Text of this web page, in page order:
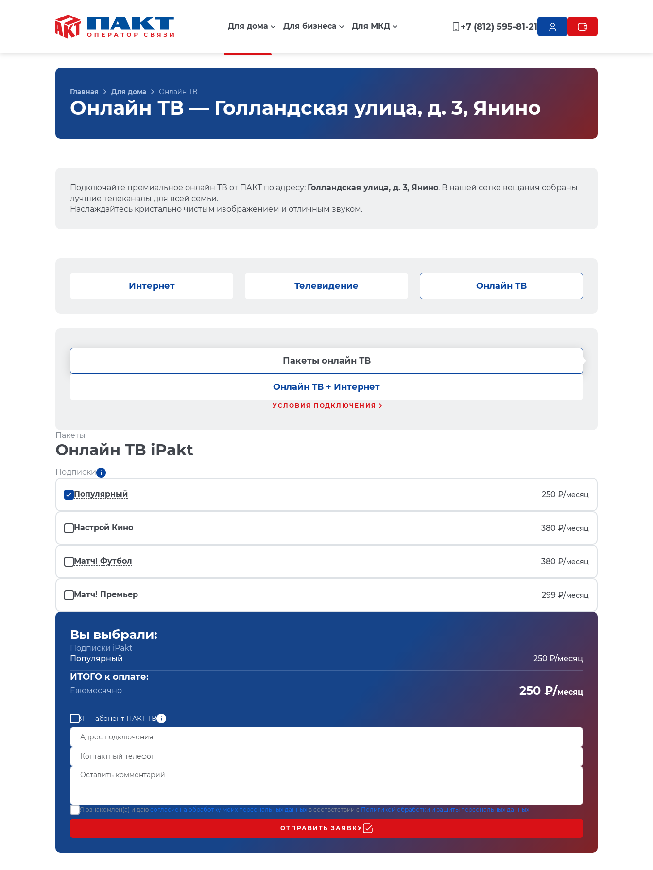
Для дома Для бизнеса Для МКД +7 (812) 595-81-21
Главная Для дома Онлайн ТВ
Онлайн ТВ — Голландская улица, д. 3, Янино
Подключайте премиальное онлайн ТВ от ПАКТ по адресу: Голландская улица, д. 3, Янино. В нашей сетке вещания собраны
лучшие телеканалы для всей семьи.
Наслаждайтесь кристально чистым изображением и отличным звуком.
Интернет Телевидение Онлайн ТВ
Пакеты онлайн ТВ
Онлайн ТВ + Интернет
УСЛОВИЯ ПОДКЛЮЧЕНИЯ
Пакеты
Онлайн ТВ iPakt
Подписки
Популярный 250 ₽/месяц
Настрой Кино 380 ₽/месяц
Матч! Футбол 380 ₽/месяц
Матч! Премьер 299 ₽/месяц
Вы выбрали:
Подписки iPakt
Популярный
250 ₽/месяц
ИТОГО к оплате:
Ежемесячно 250 ₽/месяц
Я — абонент ПАКТ ТВ
Я ознакомлен(а) и даю согласие на обработку моих персональных данных в соответствии с Политикой обработки и защиты персональных данных
ОТПРАВИТЬ ЗАЯВКУ